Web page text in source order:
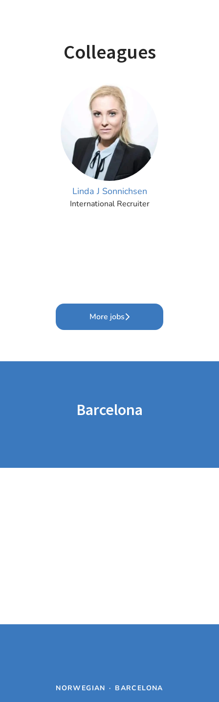
Colleagues
Linda J Sonnichsen
International Recruiter
More jobs
Barcelona
NORWEGIAN · BARCELONA